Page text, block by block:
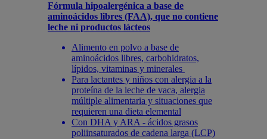
Fórmula hipoalergénica a base de
aminoácidos libres (FAA), que no contiene
leche ni productos lácteos
Alimento en polvo a base de
aminoácidos libres, carbohidratos,
lípidos, vitaminas y minerales
Para lactantes y niños con alergia a la
proteína de la leche de vaca, alergia
múltiple alimentaria y situaciones que
requieren una dieta elemental
Con DHA y ARA - ácidos grasos
poliinsaturados de cadena larga (LCP)